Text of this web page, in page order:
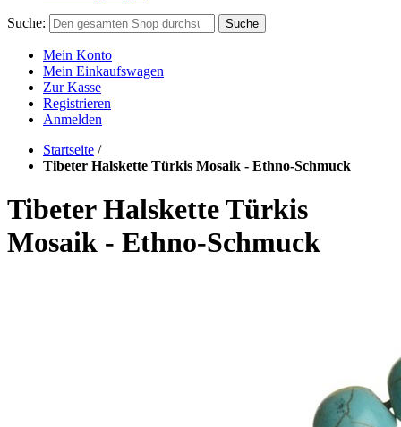
Suche: Suche
Mein Konto
Mein Einkaufswagen
Zur Kasse
Registrieren
Anmelden
Startseite /
Tibeter Halskette Türkis Mosaik - Ethno-Schmuck
Tibeter Halskette Türkis
Mosaik - Ethno-Schmuck